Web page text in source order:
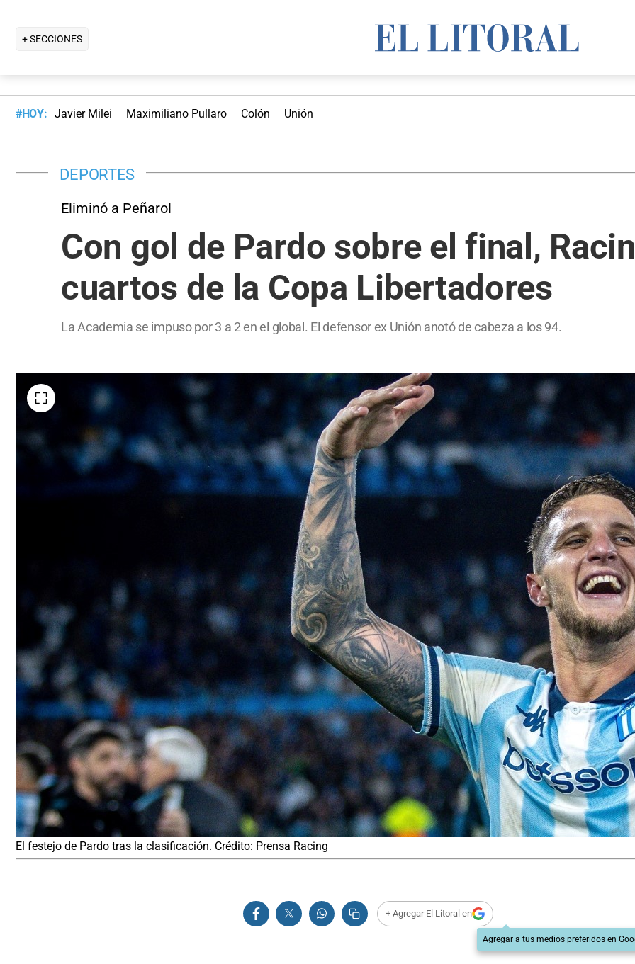
+ SECCIONES
#HOY: Javier Milei Maximiliano Pullaro Colón Unión
DEPORTES
Eliminó a Peñarol
Con gol de Pardo sobre el final,
cuartos de la Copa Libertadores
La Academia se impuso por 3 a 2 en el global. El defensor ex Unión anotó de cabeza a los 94.
El festejo de Pardo tras la clasificación. Crédito: Prensa Racing
+ Agregar El Litoral en
Agregar a tus medios preferidos en